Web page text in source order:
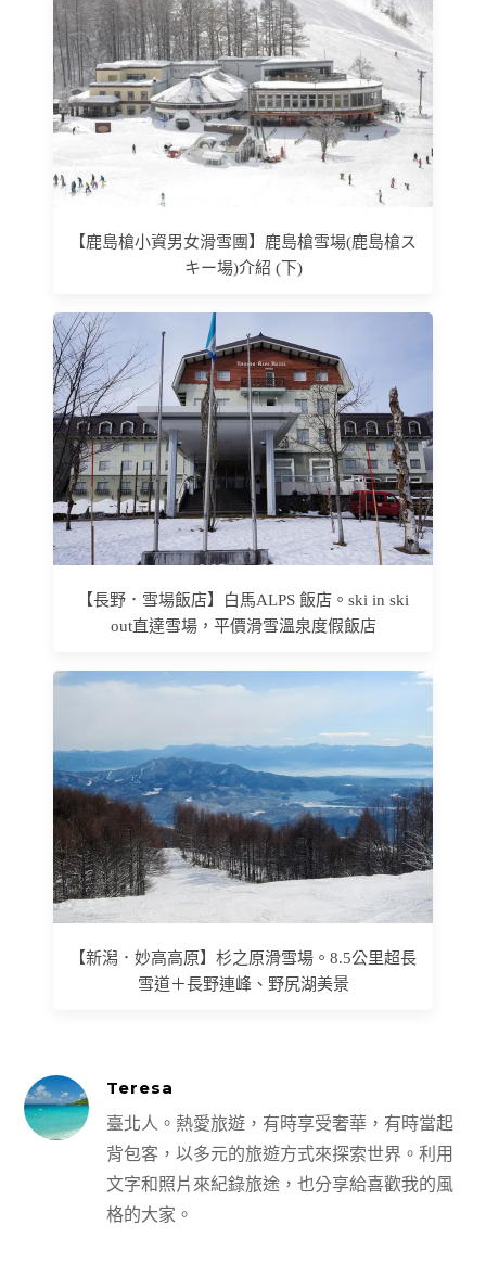
【鹿島槍小資男女滑雪團】鹿島槍雪場(鹿島槍ス
キー場)介紹 (下)
【長野．雪場飯店】白馬ALPS 飯店。ski in ski
out直達雪場，平價滑雪溫泉度假飯店
【新潟．妙高高原】杉之原滑雪場。8.5公里超長
雪道＋長野連峰、野尻湖美景
Teresa
臺北人。熱愛旅遊，有時享受奢華，有時當起
背包客，以多元的旅遊方式來探索世界。利用
文字和照片來紀錄旅途，也分享給喜歡我的風
格的大家。